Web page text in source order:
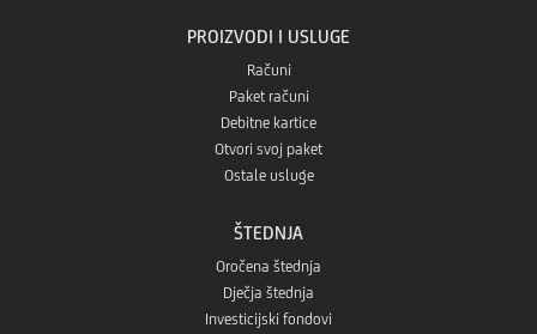
PROIZVODI I USLUGE
Računi
Paket računi
Debitne kartice
Otvori svoj paket
Ostale usluge
ŠTEDNJA
Oročena štednja
Dječja štednja
Investicijski fondovi